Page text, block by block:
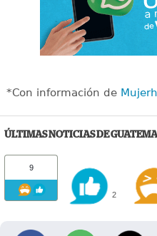
*Con información de
ÚLTIMAS NOTICIAS DE
9
2